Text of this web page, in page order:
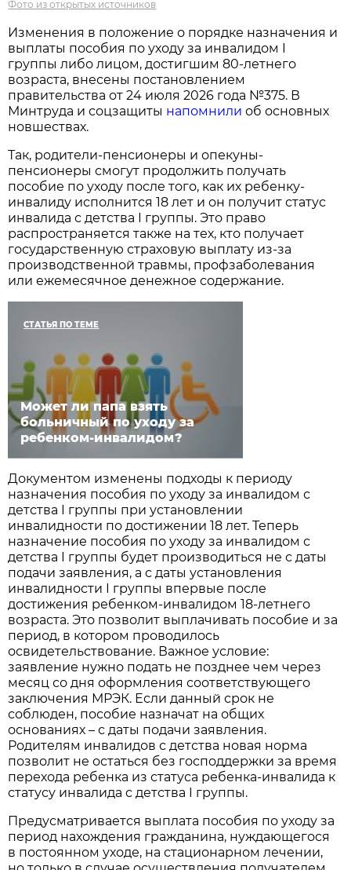
Фото из открытых источников
Изменения в положение о порядке назначения и
выплаты пособия по уходу за инвалидом I
группы либо лицом, достигшим 80-летнего
возраста, внесены постановлением
правительства от 24 июля 2026 года №375. В
Минтруда и соцзащиты напомнили об основных
новшествах.
Так, родители-пенсионеры и опекуны-
пенсионеры смогут продолжить получать
пособие по уходу после того, как их ребенку-
инвалиду исполнится 18 лет и он получит статус
инвалида с детства I группы. Это право
распространяется также на тех, кто получает
государственную страховую выплату из-за
производственной травмы, профзаболевания
или ежемесячное денежное содержание.
СТАТЬЯ ПО ТЕМЕ
Может ли папа взять
больничный по уходу за
ребенком-инвалидом?
Документом изменены подходы к периоду
назначения пособия по уходу за инвалидом с
детства I группы при установлении
инвалидности по достижении 18 лет. Теперь
назначение пособия по уходу за инвалидом с
детства I группы будет производиться не с даты
подачи заявления, а с даты установления
инвалидности I группы впервые после
достижения ребенком-инвалидом 18-летнего
возраста. Это позволит выплачивать пособие и за
период, в котором проводилось
освидетельствование. Важное условие:
заявление нужно подать не позднее чем через
месяц со дня оформления соответствующего
заключения МРЭК. Если данный срок не
соблюден, пособие назначат на общих
основаниях – с даты подачи заявления.
Родителям инвалидов с детства новая норма
позволит не остаться без господдержки за время
перехода ребенка из статуса ребенка-инвалида к
статусу инвалида с детства I группы.
Предусматривается выплата пособия по уходу за
период нахождения гражданина, нуждающегося
в постоянном уходе, на стационарном лечении,